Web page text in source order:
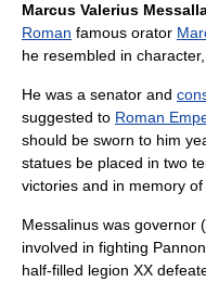
Marcus Valerius
Roman famous orator
he resembled in
He was a senator and
suggested to Roman
should be sworn to him
statues be placed in two
victories and in memory of
Messalinus was governor (
involved in fighting
half-filled legion XX